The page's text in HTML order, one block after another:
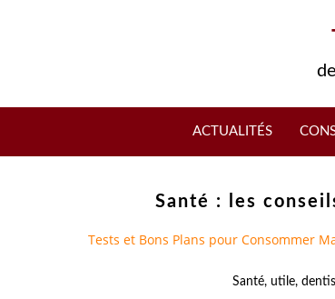
ACTUALITÉS
Santé : les
Tests et Bons Plans pour Consommer
Santé, utile,